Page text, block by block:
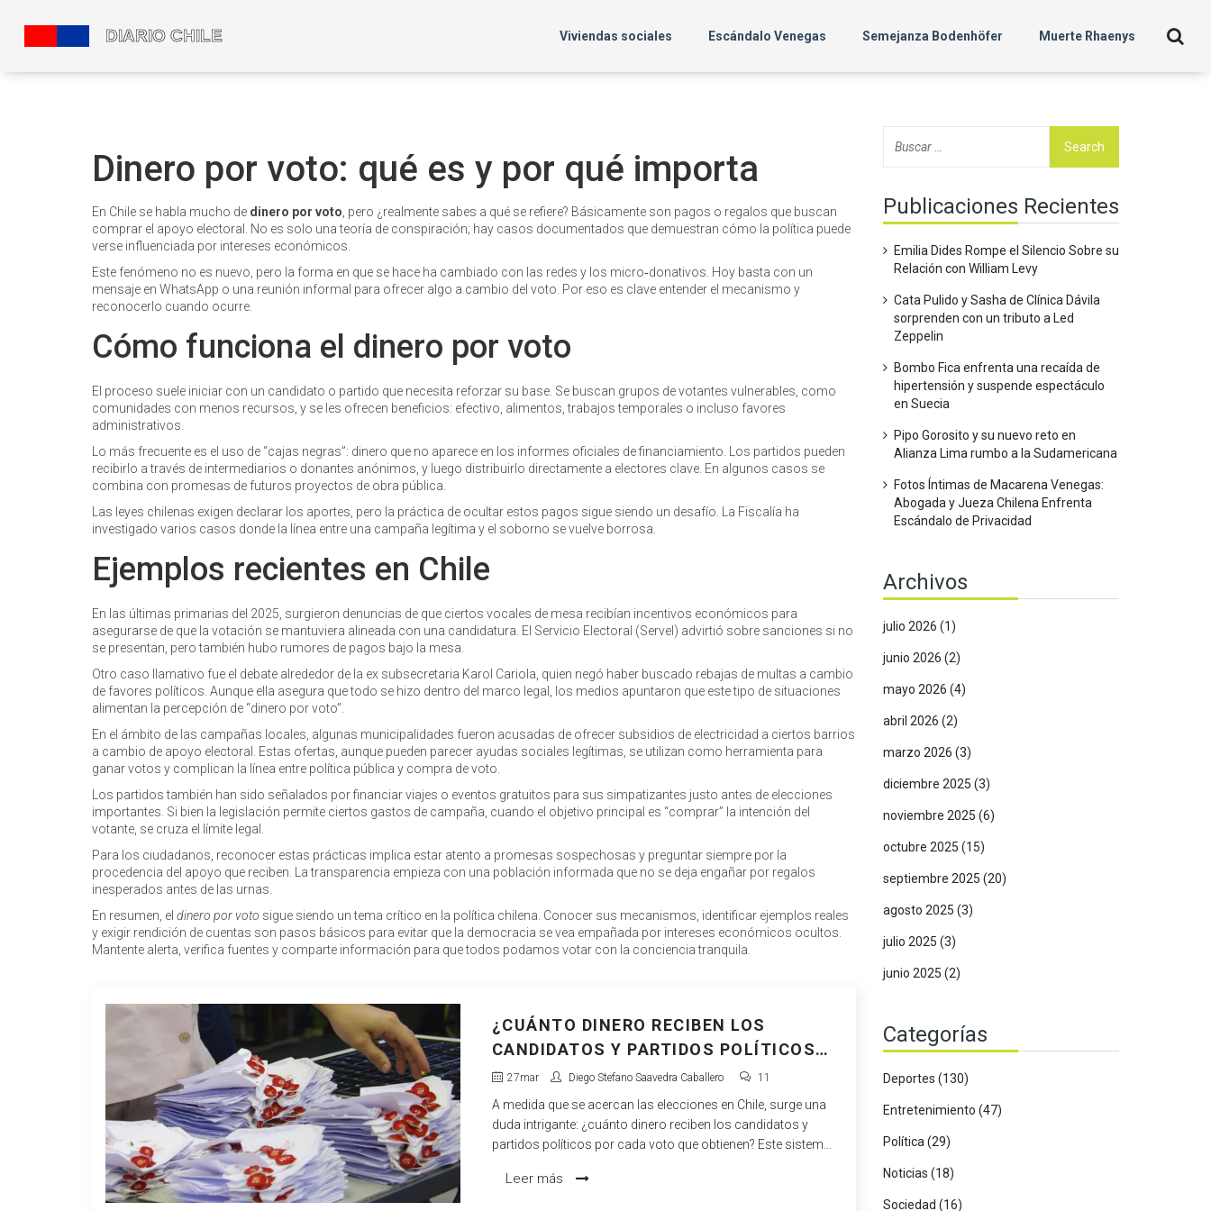
Viviendas sociales Escándalo Venegas Semejanza Bodenhöfer Muerte Rhaenys
Dinero por voto: qué es y por qué importa
En Chile se habla mucho de dinero por voto , pero ¿realmente sabes a qué se refiere? Básicamente son pagos o regalos que buscan
comprar el apoyo electoral. No es solo una teoría de conspiración; hay casos documentados que demuestran cómo la política puede
verse influenciada por intereses económicos.
Este fenómeno no es nuevo, pero la forma en que se hace ha cambiado con las redes y los micro‑donativos. Hoy basta con un
mensaje en WhatsApp o una reunión informal para ofrecer algo a cambio del voto. Por eso es clave entender el mecanismo y
reconocerlo cuando ocurre.
Cómo funciona el dinero por voto
El proceso suele iniciar con un candidato o partido que necesita reforzar su base. Se buscan grupos de votantes vulnerables, como
comunidades con menos recursos, y se les ofrecen beneficios: efectivo, alimentos, trabajos temporales o incluso favores
administrativos.
Lo más frecuente es el uso de “cajas negras”: dinero que no aparece en los informes oficiales de financiamiento. Los partidos pueden
recibirlo a través de intermediarios o donantes anónimos, y luego distribuirlo directamente a electores clave. En algunos casos se
combina con promesas de futuros proyectos de obra pública.
Las leyes chilenas exigen declarar los aportes, pero la práctica de ocultar estos pagos sigue siendo un desafío. La Fiscalía ha
investigado varios casos donde la línea entre una campaña legítima y el soborno se vuelve borrosa.
Ejemplos recientes en Chile
En las últimas primarias del 2025, surgieron denuncias de que ciertos vocales de mesa recibían incentivos económicos para
asegurarse de que la votación se mantuviera alineada con una candidatura. El Servicio Electoral (Servel) advirtió sobre sanciones si no
se presentan, pero también hubo rumores de pagos bajo la mesa.
Otro caso llamativo fue el debate alrededor de la ex subsecretaria Karol Cariola, quien negó haber buscado rebajas de multas a cambio
de favores políticos. Aunque ella asegura que todo se hizo dentro del marco legal, los medios apuntaron que este tipo de situaciones
alimentan la percepción de “dinero por voto”.
En el ámbito de las campañas locales, algunas municipalidades fueron acusadas de ofrecer subsidios de electricidad a ciertos barrios
a cambio de apoyo electoral. Estas ofertas, aunque pueden parecer ayudas sociales legítimas, se utilizan como herramienta para
ganar votos y complican la línea entre política pública y compra de voto.
Los partidos también han sido señalados por financiar viajes o eventos gratuitos para sus simpatizantes justo antes de elecciones
importantes. Si bien la legislación permite ciertos gastos de campaña, cuando el objetivo principal es “comprar” la intención del
votante, se cruza el límite legal.
Para los ciudadanos, reconocer estas prácticas implica estar atento a promesas sospechosas y preguntar siempre por la
procedencia del apoyo que reciben. La transparencia empieza con una población informada que no se deja engañar por regalos
inesperados antes de las urnas.
En resumen, el dinero por voto sigue siendo un tema crítico en la política chilena. Conocer sus mecanismos, identificar ejemplos reales
y exigir rendición de cuentas son pasos básicos para evitar que la democracia se vea empañada por intereses económicos ocultos.
Mantente alerta, verifica fuentes y comparte información para que todos podamos votar con la conciencia tranquila.
¿CUÁNTO DINERO RECIBEN LOS
CANDIDATOS Y PARTIDOS POLÍTICOS
POR CADA VOTO OBTENIDO EN CHILE?
27mar Diego Stefano Saavedra Caballero 11
A medida que se acercan las elecciones en Chile, surge una
duda intrigante: ¿cuánto dinero reciben los candidatos y
partidos políticos por cada voto que obtienen? Este sistema
también en las estrategias políticas y en el acceso al poder
Leer más
Publicaciones Recientes
Emilia Dides Rompe el Silencio Sobre su
Relación con William Levy
Cata Pulido y Sasha de Clínica Dávila
sorprenden con un tributo a Led
Zeppelin
Bombo Fica enfrenta una recaída de
hipertensión y suspende espectáculo
en Suecia
Pipo Gorosito y su nuevo reto en
Alianza Lima rumbo a la Sudamericana
Fotos Íntimas de Macarena Venegas:
Abogada y Jueza Chilena Enfrenta
Escándalo de Privacidad
Archivos
julio 2026 (1)
junio 2026 (2)
mayo 2026 (4)
abril 2026 (2)
marzo 2026 (3)
diciembre 2025 (3)
noviembre 2025 (6)
octubre 2025 (15)
septiembre 2025 (20)
agosto 2025 (3)
julio 2025 (3)
junio 2025 (2)
Categorías
Deportes (130)
Entretenimiento (47)
Política (29)
Noticias (18)
Sociedad (16)